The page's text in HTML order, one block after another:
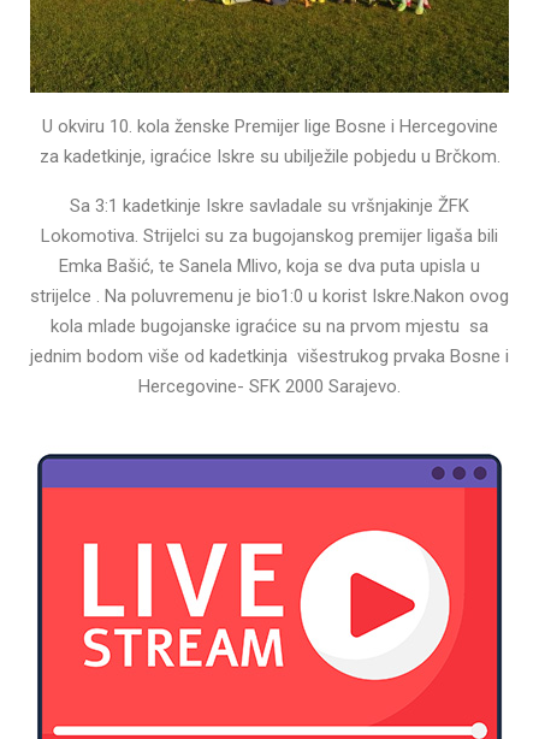
U okviru 10. kola ženske Premijer lige Bosne i Hercegovine
za kadetkinje, igraćice Iskre su ubilježile pobjedu u Brčkom.
Sa 3:1 kadetkinje Iskre savladale su vršnjakinje ŽFK
Lokomotiva. Strijelci su za bugojanskog premijer ligaša bili
Emka Bašić, te Sanela Mlivo, koja se dva puta upisla u
strijelce . Na poluvremenu je bio1:0 u korist Iskre.Nakon ovog
kola mlade bugojanske igraćice su na prvom mjestu sa
jednim bodom više od kadetkinja višestrukog prvaka Bosne i
Hercegovine- SFK 2000 Sarajevo.